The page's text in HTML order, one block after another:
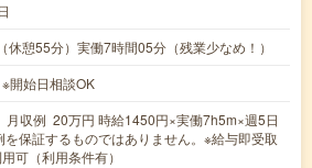
休憩55分）実働7時間05分（残業少なめ！）
始日相談OK
収例 20万円 時給1450円×実働7h5m×週5日
保証するものではありません。※給与即受取
可（利用条件有）